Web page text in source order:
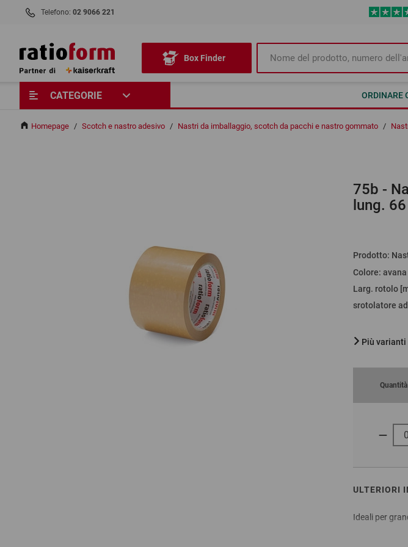
Telefono: 02 9066 221
Box Finder
CATEGORIE ORDINARE
Homepage / Scotch e nastro adesivo / Nastri da imballaggio, scotch da pacchi e nastro gommato /
75b -
lung.
Prodotto:
Colore: avana
Larg. rotolo
srotolatore
Più varianti
Quantità
ULTERIORI
Ideali per